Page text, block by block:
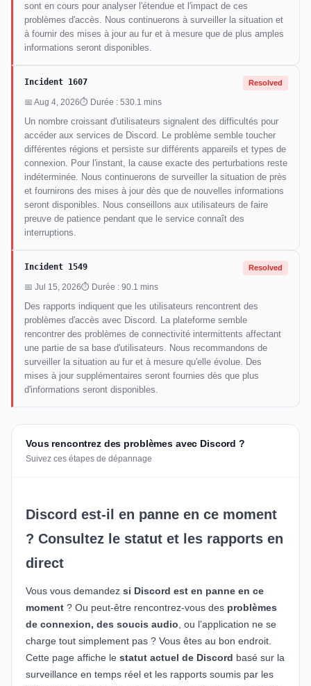
sont en cours pour analyser l'étendue et l'impact de ces
problèmes d'accès. Nous continuerons à surveiller la situation et
à fournir des mises à jour au fur et à mesure que de plus amples
informations seront disponibles.
Incident 1607 Resolved
📅 Aug 4, 2026⏱ Durée : 530.1 mins
Un nombre croissant d'utilisateurs signalent des difficultés pour
accéder aux services de Discord. Le problème semble toucher
différentes régions et persiste sur différents appareils et types de
connexion. Pour l'instant, la cause exacte des perturbations reste
indéterminée. Nous continuerons de surveiller la situation de près
et fournirons des mises à jour dès que de nouvelles informations
seront disponibles. Nous conseillons aux utilisateurs de faire
preuve de patience pendant que le service connaît des
interruptions.
Incident 1549 Resolved
📅 Jul 15, 2026⏱ Durée : 90.1 mins
Des rapports indiquent que les utilisateurs rencontrent des
problèmes d'accès avec Discord. La plateforme semble
rencontrer des problèmes de connectivité intermittents affectant
une partie de sa base d'utilisateurs. Nous recommandons de
surveiller la situation au fur et à mesure qu'elle évolue. Des
mises à jour supplémentaires seront fournies dès que plus
d'informations seront disponibles.
Vous rencontrez des problèmes avec Discord ?
Suivez ces étapes de dépannage
Discord est-il en panne en ce moment
? Consultez le statut et les rapports en
direct
Vous vous demandez si Discord est en panne en ce
moment ? Ou peut-être rencontrez-vous des problèmes
de connexion, des soucis audio , ou l’application ne se
charge tout simplement pas ? Vous êtes au bon endroit.
Cette page affiche le statut actuel de Discord basé sur la
surveillance en temps réel et les rapports soumis par les